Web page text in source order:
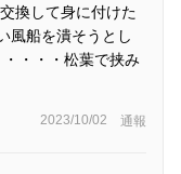
換して身に付けた
風船を潰そうとし
・・・松葉で挟み
2023/10/02 通報